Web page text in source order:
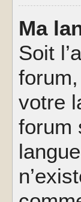
Ma
Soit
votre
forum